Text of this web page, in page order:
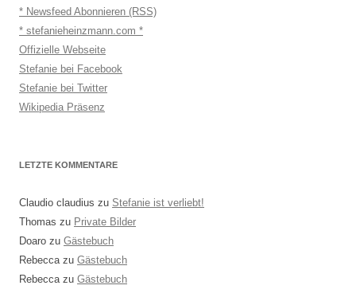
* Newsfeed Abonnieren (RSS)
* stefanieheinzmann.com *
Offizielle Webseite
Stefanie bei Facebook
Stefanie bei Twitter
Wikipedia Präsenz
LETZTE KOMMENTARE
Claudio claudius zu Stefanie ist verliebt!
Thomas zu Private Bilder
Doaro zu Gästebuch
Rebeccazu Gästebuch
Rebeccazu Gästebuch